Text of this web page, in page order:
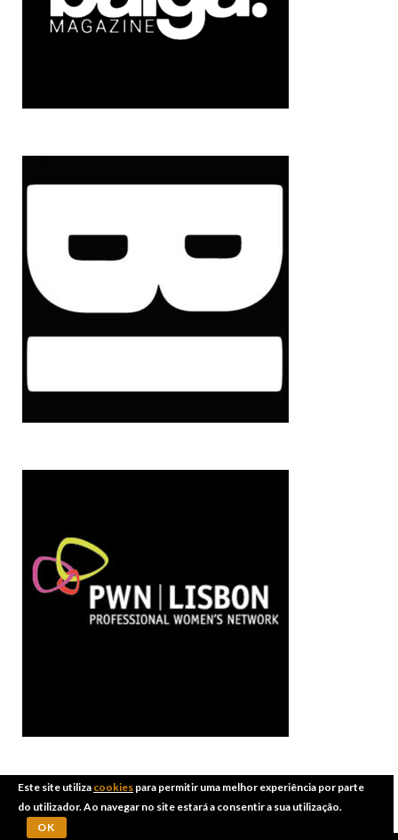
Este site utiliza cookies para permitir uma melhor experiência por parte
do utilizador. Ao navegar no site estará a consentir a sua utilização.
OK